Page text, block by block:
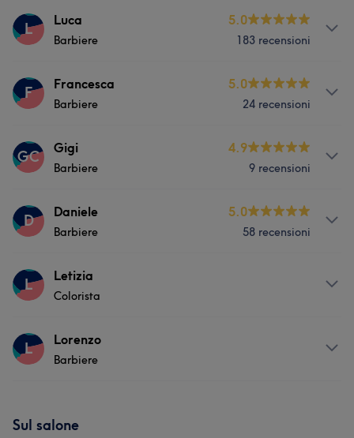
Servizi
Cosa dicono i nostri clienti di Erika
L Luca
Barbiere
5.0
183 recensioni
Servizi
F Francesca
Barbiere
5.0
24 recensioni
Servizi
GC Gigi
Barbiere
4.9
9 recensioni
Servizi
D Daniele
Barbiere
5.0
58 recensioni
Servizi
L Letizia
Colorista
Servizi
L Lorenzo
Barbiere
Sul salone